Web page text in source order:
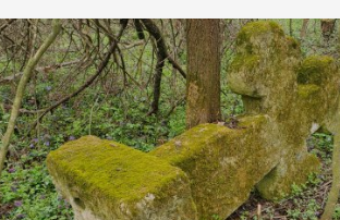
дороги їх не видно, але видно дві стареньких
[…]